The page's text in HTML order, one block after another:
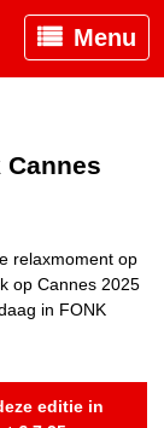
Menu
Cannes
relaxmoment op
op Cannes 2025
in FONK
editie in